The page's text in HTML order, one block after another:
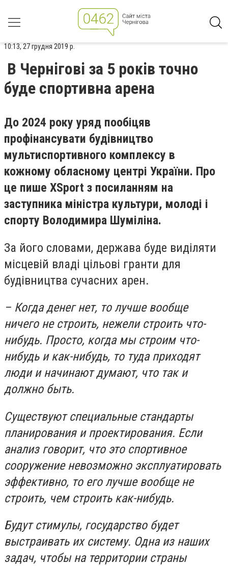
10:13, 27 грудня 2019 р.
В Чернігові за 5 років точно
буде спортивна арена
До 2024 року уряд пообіцяв
профінансувати будівництво
мультиспортивного комплексу в
кожному обласному центрі України. Про
це пише ХSport з посиланням на
заступника міністра культури, молоді і
спорту Володимира Шуміліна.
За його словами, держава буде виділяти
місцевій владі цільові гранти для
будівництва сучасних арен.
– Когда денег нет, то лучше вообще
ничего не строить, нежели строить что-
нибудь. Просто, когда мы строим что-
нибудь и как-нибудь, то туда приходят
люди и начинают думают, что так и
должно быть.
Существуют специальные стандарты
планирования и проектирования. Если
анализ говорит, что это спортивное
сооружение невозможно эксплуатировать
эффективно, то его лучше вообще не
строить, чем строить как-нибудь.
Будут стимулы, государство будет
выстраивать их систему. Одна из наших
задач, чтобы на территории страны